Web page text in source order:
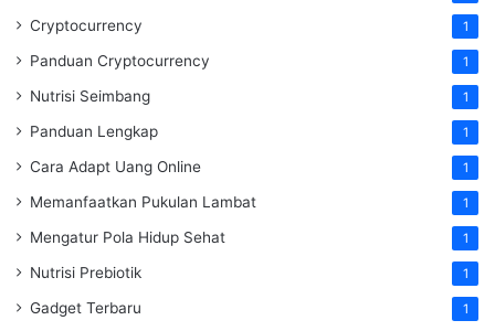
Cryptocurrency 1
Panduan Cryptocurrency 1
Nutrisi Seimbang 1
Panduan Lengkap 1
Cara Adapt Uang Online 1
Memanfaatkan Pukulan Lambat 1
Mengatur Pola Hidup Sehat 1
Nutrisi Prebiotik 1
Gadget Terbaru 1